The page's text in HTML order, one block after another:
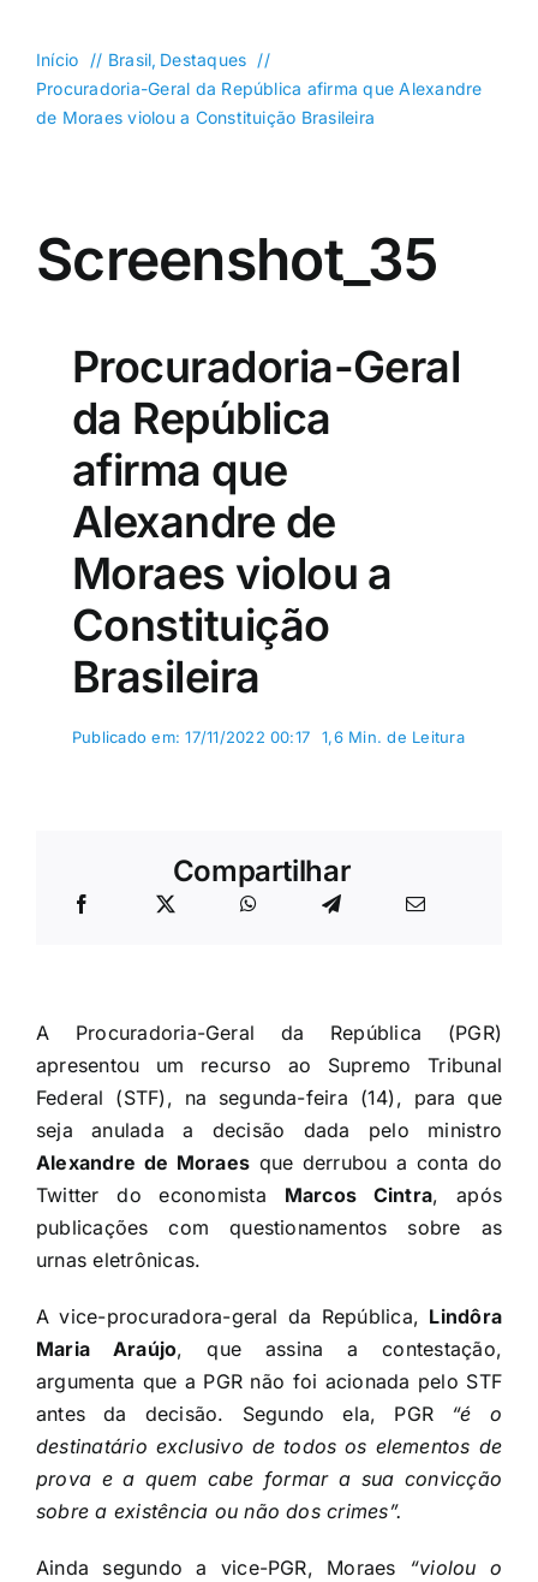
Goiás
Política
Entretenimento
Buscar
resultados
para:
Início Brasil Destaques
Procuradoria-Geral da República afirma que Alexandre
de Moraes violou a Constituição Brasileira
Screenshot_35
Procuradoria-Geral
da República
afirma que
Alexandre de
Moraes violou a
Constituição
Brasileira
Publicado em: 17/11/2022 00:17 1,6 Min. de Leitura
Compartilhar
A Procuradoria-Geral da República (PGR)
apresentou um recurso ao Supremo Tribunal
Federal (STF), na segunda-feira (14), para que
seja anulada a decisão dada pelo ministro
Alexandre de Moraes que derrubou a conta do
Twitter do economista Marcos Cintra, após
publicações com questionamentos sobre as
urnas eletrônicas.
A vice-procuradora-geral da República, Lindôra
Maria Araújo, que assina a contestação,
argumenta que a PGR não foi acionada pelo STF
antes da decisão. Segundo ela, PGR “é o
destinatário exclusivo de todos os elementos de
prova e a quem cabe formar a sua convicção
sobre a existência ou não dos crimes”.
Ainda segundo a vice-PGR, Moraes
“violou o